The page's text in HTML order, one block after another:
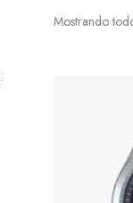
Mostrando